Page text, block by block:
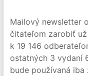
Mailový newsletter
čitateľom zarobiť
k 19 146
ostatných 3 vydaní
bude používaná iba